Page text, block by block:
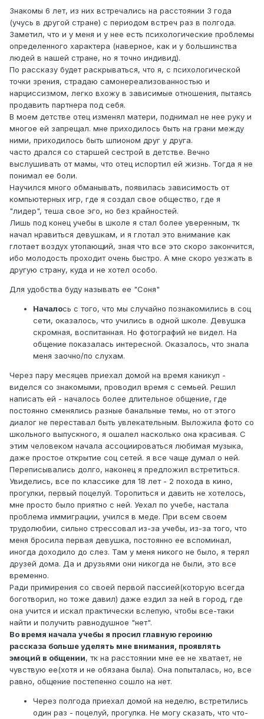
Знакомы 6 лет, из них встречались на расстоянии 3 года
(учусь в другой стране) с периодом встреч раз в полгода.
Заметил, что и у меня и у нее есть психологические проблемы
определенного характера (наверное, как и у большинства
людей в нашей стране, но я точно индивид).
По рассказу будет раскрываться, что я, с психологической
точки зрения, страдаю самонереализованностью и
нарциссизмом, легко вхожу в зависимые отношения, пытаясь
продавить партнера под себя.
В моем детстве отец изменял матери, поднимал не нее руку и
многое ей запрещал. мне приходилось быть на грани между
ними, приходилось быть шпионом друг у друга.
часто дрался со старшей сестрой в детстве. Вечно
выслушивать от мамы, что отец испортил ей жизнь. Тогда я не
понимал ее боли.
Научился много обманывать, появилась зависимость от
компьютерных игр, где я создал свое общество, где я
"лидер", теша свое эго, но без крайностей.
Лишь под конец учебы в школе я стал более уверенным, тк
начал нравиться девушкам, и я глотал это внимание как
глотает воздух утопающий, зная что все это скоро закончится,
ибо молодость проходит очень быстро. А мне скоро уезжать в
другую страну, куда и не хотел особо.
Для удобства буду называть ее "Соня"
Началось с того, что мы случайно познакомились в соц
сети, оказалось, что учились в одной школе. Девушка
скромная, воспитанная. Но фотографий не видел. На
общение показалась интересной. Оказалось, что знала
меня заочно/по слухам.
Через пару месяцев приехал домой на время каникул -
виделся со знакомыми, проводил время с семьей. Решил
написать ей - началось более длительное общение, где
постоянно сменялись разные банальные темы, но от этого
диалог не переставал быть увлекательным. Выложила фото со
школьного выпускного, я ошалел насколько она красивая. С
этим человеком начала ассоциироваться любимая музыка,
даже простое открытие соц сетей. я все чаще думал о ней.
Переписывались долго, наконец я предложил встретиться.
Увиделись, все по классике для 18 лет - 2 похода в кино,
прогулки, первый поцелуй. Торопиться и давить не хотелось,
мне просто было приятно с ней. Уехал по учебе, настала
проблема иммиграции, учился в меде. При всем своем
трудолюбии, сильно стрессовал из-за учебы, из-за того, что
меня бросила первая девушка, постоянно ее вспоминал,
иногда доходило до слез. Там у меня никого не было, я терял
друзей дома. Да и друзьями они никогда не были, это все
временно.
Ради примирения со своей первой пассией(которую всегда
боготворил, но тоже давил) даже ездил за ней в город, где
она учится и искал практически вслепую, чтобы все-таки
найти и получить равнодушное "нет".
Во время начала учебы я просил главную героиню
рассказа больше уделять мне внимания, проявлять
эмоций в общении, тк на расстоянии мне ее не хватает, не
чувствую ее(хотя и не обязана была). Она попыталась, но, все
равно, общение постепенно сошло на нет.
Через полгода приехал домой на неделю, встретились
один раз - поцелуй, прогулка. Не могу сказать, что что-